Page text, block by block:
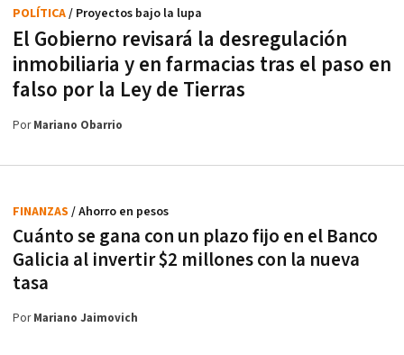
El Gobierno revisará la desregulación
inmobiliaria y en farmacias tras el paso en
falso por la Ley de Tierras
POLÍTICA/ Proyectos bajo la lupa
PorMariano Obarrio
Cuánto se gana con un plazo fijo en el Banco
Galicia al invertir $2 millones con la nueva
tasa
FINANZAS / Ahorro en pesos
PorMariano Jaimovich